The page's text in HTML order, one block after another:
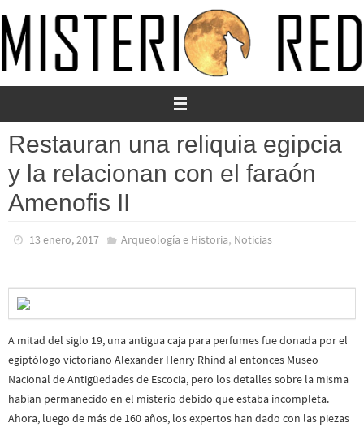
al
contenido
Restauran una reliquia egipcia
y la relacionan con el faraón
Amenofis II
13 enero, 2017 Arqueología e Historia, Noticias
A mitad del siglo 19, una antigua caja para perfumes fue donada por el
egiptólogo victoriano Alexander Henry Rhind al entonces Museo
Nacional de Antigüedades de Escocia, pero los detalles sobre la misma
habían permanecido en el misterio debido que estaba incompleta.
Ahora, luego de más de 160 años, los expertos han dado con las piezas